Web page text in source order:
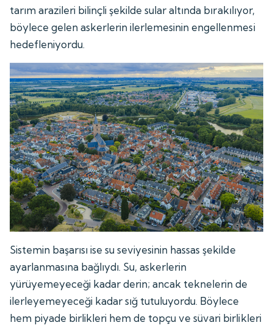
tarım arazileri bilinçli şekilde sular altında bırakılıyor,
böylece gelen askerlerin ilerlemesinin engellenmesi
hedefleniyordu.
Sistemin başarısı ise su seviyesinin hassas şekilde
ayarlanmasına bağlıydı. Su, askerlerin
yürüyemeyeceği kadar derin; ancak teknelerin de
ilerleyemeyeceği kadar sığ tutuluyordu. Böylece
hem piyade birlikleri hem de topçu ve süvari birlikleri